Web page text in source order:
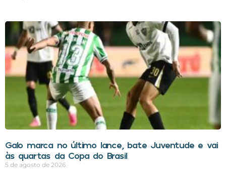
Galo marca no último lance, bate Juventude e vai
às quartas da Copa do Brasil
5 de agosto de 2026